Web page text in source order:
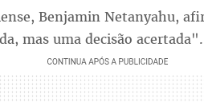
Benjamin Netanyahu,
mas uma decisão acertada".